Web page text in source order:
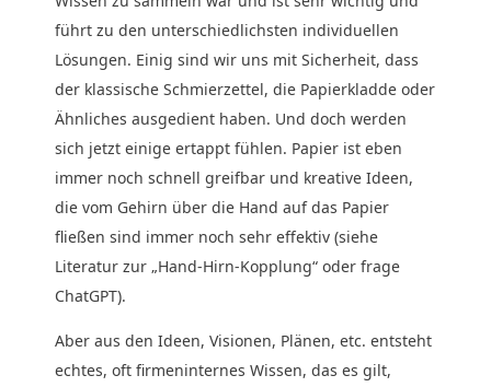
führt zu den unterschiedlichsten individuellen
Lösungen. Einig sind wir uns mit Sicherheit, dass
der klassische Schmierzettel, die Papierkladde oder
Ähnliches ausgedient haben. Und doch werden
sich jetzt einige ertappt fühlen. Papier ist eben
immer noch schnell greifbar und kreative Ideen,
die vom Gehirn über die Hand auf das Papier
fließen sind immer noch sehr effektiv (siehe
Literatur zur „Hand-Hirn-Kopplung“ oder frage
ChatGPT).
Aber aus den Ideen, Visionen, Plänen, etc. entsteht
echtes, oft firmeninternes Wissen, das es gilt,